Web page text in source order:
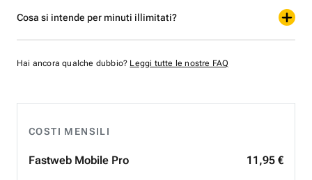
COSTI MENSILI
Fastweb Mobile Pro 11,95 €
Cosa si intende per minuti illimitati?
Hai ancora qualche dubbio? Leggi tutte le nostre FAQ